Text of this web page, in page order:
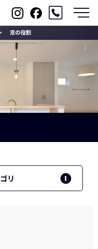
窓の役割
リ